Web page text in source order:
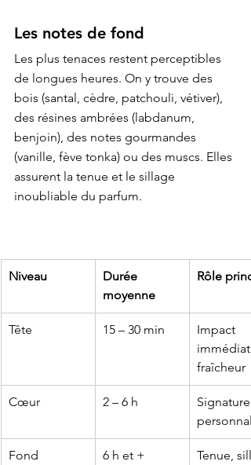
Les notes de fond
Les plus tenaces restent perceptibles
de longues heures. On y trouve des
bois (santal, cèdre, patchouli, vétiver),
des résines ambrées (labdanum,
benjoin), des notes gourmandes
(vanille, fève tonka) ou des muscs. Elles
assurent la tenue et le sillage
inoubliable du parfum.
Niveau
Durée
moyenne
Rôle
Tête 15 – 30 min
Impact
immédiat,
fraîcheur
Cœur 2 – 6 h
Signature,
Fond 6 h et + Tenue,